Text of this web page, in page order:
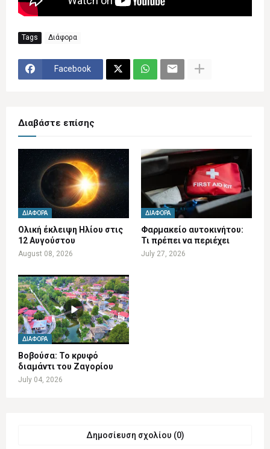
Tags Διάφορα
Facebook
Διαβάστε επίσης
ΔΙΆΦΟΡΑ
Ολική έκλειψη Ηλίου στις
12 Αυγούστου
August 08, 2026
ΔΙΆΦΟΡΑ
Φαρμακείο αυτοκινήτου:
Τι πρέπει να περιέχει
July 27, 2026
ΔΙΆΦΟΡΑ
Βοβούσα: Το κρυφό
διαμάντι του Ζαγορίου
July 04, 2026
Δημοσίευση σχολίου (0)